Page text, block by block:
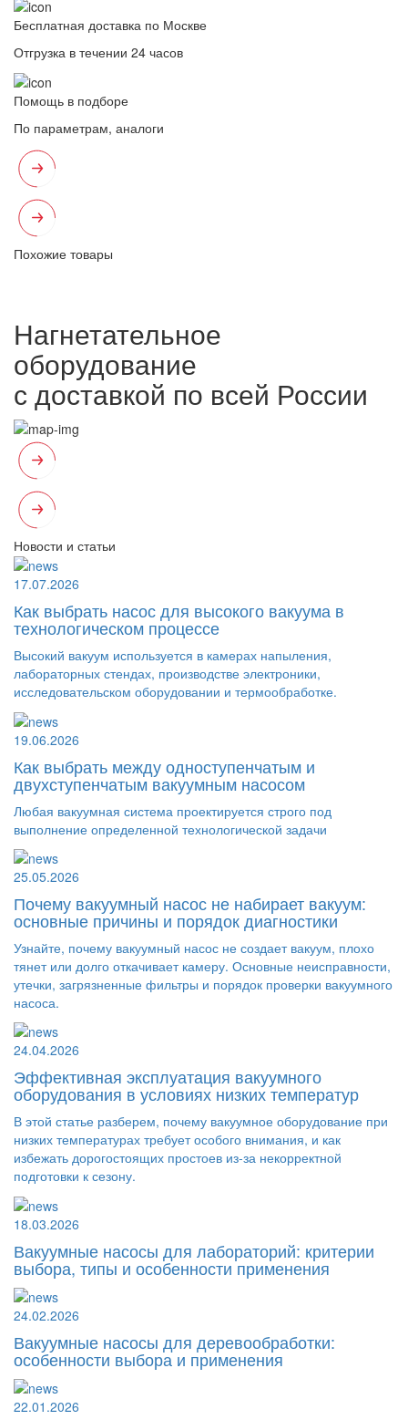
Бесплатная доставка по Москве
Отгрузка в течении 24 часов
Помощь в подборе
По параметрам, аналоги
Похожие товары
Нагнетательное
оборудование
с доставкой по всей России
Новости и статьи
17.07.2026
Как выбрать насос для высокого вакуума в
технологическом процессе
Высокий вакуум используется в камерах напыления,
лабораторных стендах, производстве электроники,
исследовательском оборудовании и термообработке.
19.06.2026
Как выбрать между одноступенчатым и
двухступенчатым вакуумным насосом
Любая вакуумная система проектируется строго под
выполнение определенной технологической задачи
25.05.2026
Почему вакуумный насос не набирает вакуум:
основные причины и порядок диагностики
Узнайте, почему вакуумный насос не создает вакуум, плохо
тянет или долго откачивает камеру. Основные неисправности,
утечки, загрязненные фильтры и порядок проверки вакуумного
насоса.
24.04.2026
Эффективная эксплуатация вакуумного
оборудования в условиях низких температур
В этой статье разберем, почему вакуумное оборудование при
низких температурах требует особого внимания, и как
избежать дорогостоящих простоев из-за некорректной
подготовки к сезону.
18.03.2026
Вакуумные насосы для лабораторий: критерии
выбора, типы и особенности применения
24.02.2026
Вакуумные насосы для деревообработки:
особенности выбора и применения
22.01.2026